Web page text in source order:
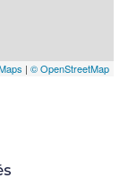
| © OpenStreetMap